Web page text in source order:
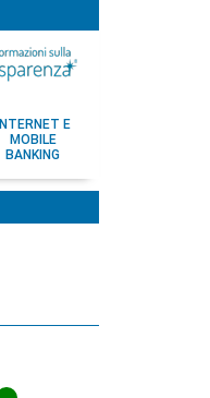
INTERNET E
MOBILE
BANKING